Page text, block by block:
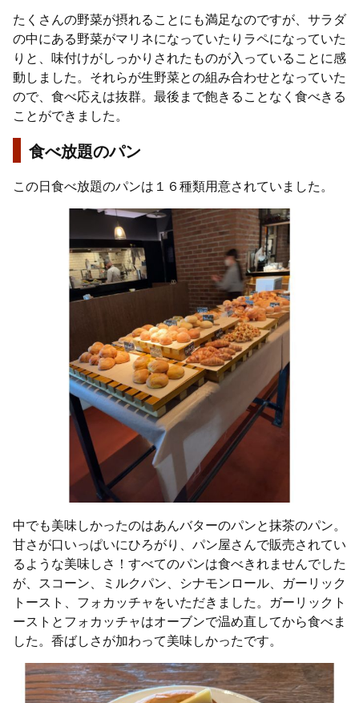
たくさんの野菜が摂れることにも満足なのですが、サラダ
の中にある野菜がマリネになっていたりラペになっていた
りと、味付けがしっかりされたものが入っていることに感
動しました。それらが生野菜との組み合わせとなっていた
ので、食べ応えは抜群。最後まで飽きることなく食べきる
ことができました。
食べ放題のパン
この日食べ放題のパンは１６種類用意されていました。
中でも美味しかったのはあんバターのパンと抹茶のパン。
甘さが口いっぱいにひろがり、パン屋さんで販売されてい
るような美味しさ！すべてのパンは食べきれませんでした
が、スコーン、ミルクパン、シナモンロール、ガーリック
トースト、フォカッチャをいただきました。ガーリックト
ーストとフォカッチャはオーブンで温め直してから食べま
した。香ばしさが加わって美味しかったです。